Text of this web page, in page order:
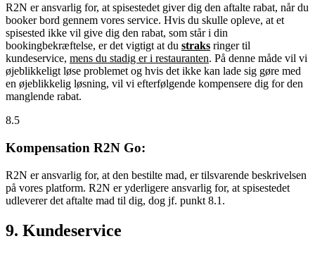
R2N er ansvarlig for, at spisestedet giver dig den aftalte rabat, når du
booker bord gennem vores service. Hvis du skulle opleve, at et
spisested ikke vil give dig den rabat, som står i din
bookingbekræftelse, er det vigtigt at du straks ringer til
kundeservice, mens du stadig er i restauranten. På denne måde vil vi
øjeblikkeligt løse problemet og hvis det ikke kan lade sig gøre med
en øjeblikkelig løsning, vil vi efterfølgende kompensere dig for den
manglende rabat.
8.5
Kompensation R2N Go:
R2N er ansvarlig for, at den bestilte mad, er tilsvarende beskrivelsen
på vores platform. R2N er yderligere ansvarlig for, at spisestedet
udleverer det aftalte mad til dig, dog jf. punkt 8.1.
9. Kundeservice